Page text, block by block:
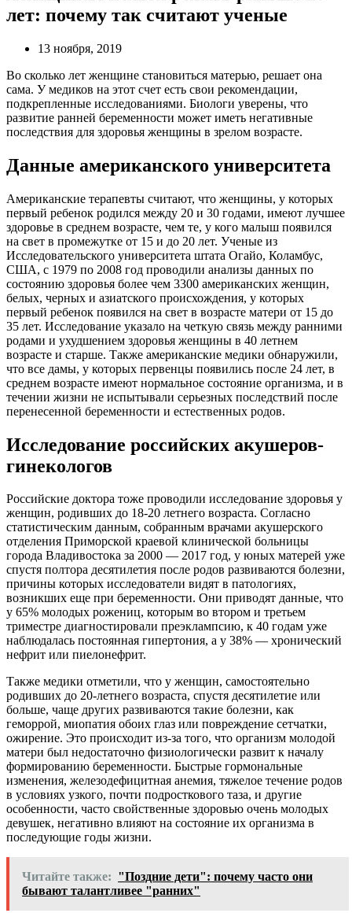
лет: почему так считают ученые
13 ноября, 2019
Во сколько лет женщине становиться матерью, решает она
сама. У медиков на этот счет есть свои рекомендации,
подкрепленные исследованиями. Биологи уверены, что
развитие ранней беременности может иметь негативные
последствия для здоровья женщины в зрелом возрасте.
Данные американского университета
Американские терапевты считают, что женщины, у которых
первый ребенок родился между 20 и 30 годами, имеют лучшее
здоровье в среднем возрасте, чем те, у кого малыш появился
на свет в промежутке от 15 и до 20 лет. Ученые из
Исследовательского университета штата Огайо, Коламбус,
США, с 1979 по 2008 год проводили анализы данных по
состоянию здоровья более чем 3300 американских женщин,
белых, черных и азиатского происхождения, у которых
первый ребенок появился на свет в возрасте матери от 15 до
35 лет. Исследование указало на четкую связь между ранними
родами и ухудшением здоровья женщины в 40 летнем
возрасте и старше. Также американские медики обнаружили,
что все дамы, у которых первенцы появились после 24 лет, в
среднем возрасте имеют нормальное состояние организма, и в
течении жизни не испытывали серьезных последствий после
перенесенной беременности и естественных родов.
Исследование российских акушеров-
гинекологов
Российские доктора тоже проводили исследование здоровья у
женщин, родивших до 18-20 летнего возраста. Согласно
статистическим данным, собранным врачами акушерского
отделения Приморской краевой клинической больницы
города Владивостока за 2000 — 2017 год, у юных матерей уже
спустя полтора десятилетия после родов развиваются болезни,
причины которых исследователи видят в патологиях,
возникших еще при беременности. Они приводят данные, что
у 65% молодых рожениц, которым во втором и третьем
триместре диагностировали преэклампсию, к 40 годам уже
наблюдалась постоянная гипертония, а у 38% — хронический
нефрит или пиелонефрит.
Также медики отметили, что у женщин, самостоятельно
родивших до 20-летнего возраста, спустя десятилетие или
больше, чаще других развиваются такие болезни, как
геморрой, миопатия обоих глаз или повреждение сетчатки,
ожирение. Это происходит из-за того, что организм молодой
матери был недостаточно физиологически развит к началу
формированию беременности. Быстрые гормональные
изменения, железодефицитная анемия, тяжелое течение родов
в условиях узкого, почти подросткового таза, и другие
особенности, часто свойственные здоровью очень молодых
девушек, негативно влияют на состояние их организма в
последующие годы жизни.
Читайте также: "Поздние дети": почему часто они
бывают талантливее "ранних"